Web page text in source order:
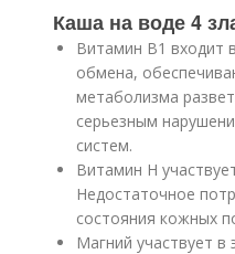
Каша на воде 4
Витамин В1 входит
обмена,
метаболизма
серьезным
систем.
Витамин Н
Недостаточное
состояния кожных
Магний участвует в